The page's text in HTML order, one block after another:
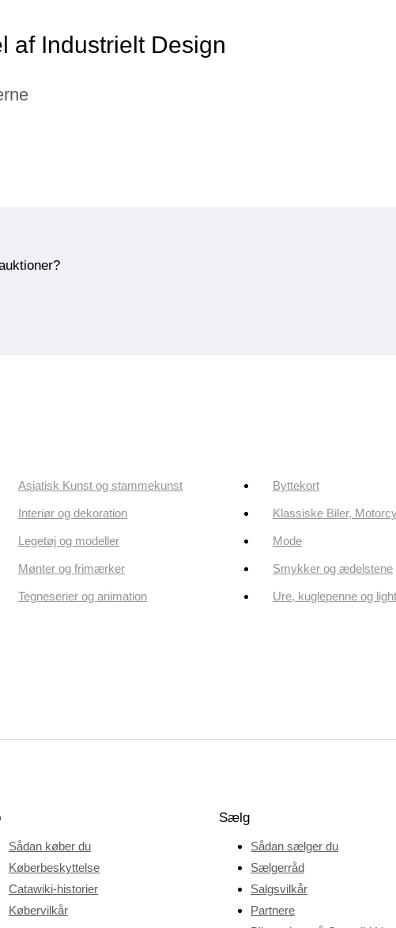
af Industrielt Design
Asiatisk Kunst og stammekunst Byttekort
Interiør og dekoration Klassiske Biler,
Legetøj og modeller Mode
Mønter og frimærker Smykker og ædelstene
Tegneserier og animation Ure, kuglepenne og
Sådan køber du
Køberbeskyttelse
Catawiki-historier
Købervilkår
Sælg
Sådan sælger du
Sælgerråd
Salgsvilkår
Partnere